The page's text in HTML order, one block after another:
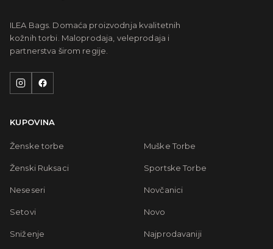
ILEA Bags. Domaća proizvodnja kvalitetnih
kožnih torbi. Maloprodaja, veleprodaja i
partnerstva širom regije.
KUPOVINA
Ženske torbe Muške Torbe
Ženski Ruksaci Sportske Torbe
Neseseri Novčanici
Setovi Novo
Sniženje Najprodavaniji